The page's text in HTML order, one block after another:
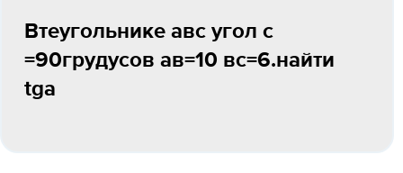
Втеугольнике авс угол с
=90грудусов ав=10 вс=6.найти
tga